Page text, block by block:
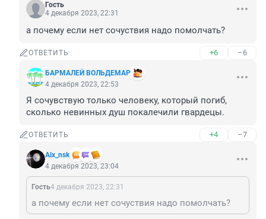
Гость
4 декабря 2023, 22:31
а почему если нет сочуствия надо помолчать?
ОТВЕТИТЬ +6 –6
БАРМАЛЕЙ ВОЛЬДЕМАР
4 декабря 2023, 22:53
Я сочувствую только человеку, который погиб,
сколько невинных душ покалечили гвардецы.
ОТВЕТИТЬ +4 –7
Alx_nsk
4 декабря 2023, 23:04
Гость4 декабря 2023, 22:31
а почему если нет сочуствия надо помолчать?